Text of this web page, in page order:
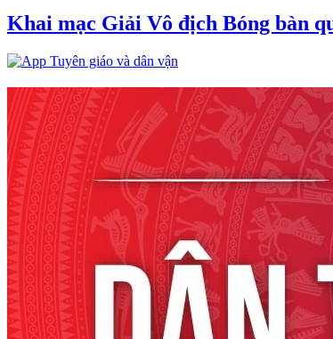
Khai mạc Giải Vô địch Bóng bàn